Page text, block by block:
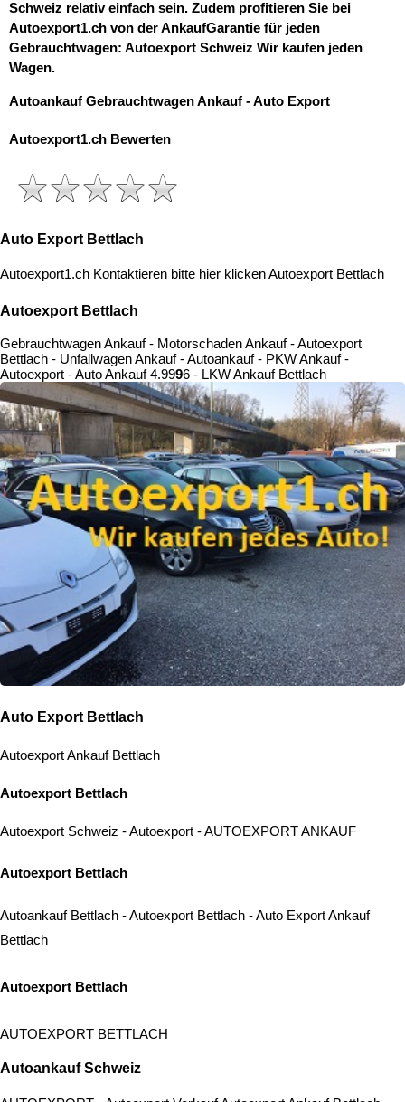
Auto Export Bettlach
Autoexport1.ch Kontaktieren bitte hier klickenAutoexport Bettlach
Autoexport Bettlach
Gebrauchtwagen Ankauf - Motorschaden Ankauf - Autoexport
Bettlach - Unfallwagen Ankauf - Autoankauf - PKW Ankauf -
Autoexport - Auto Ankauf4.9996 - LKW Ankauf Bettlach
Auto Export Bettlach
Autoexport Ankauf Bettlach
Autoexport Bettlach
Autoexport Schweiz -Autoexport -AUTOEXPORTANKAUF
Autoexport Bettlach
Autoankauf Bettlach -Autoexport Bettlach -Auto Export Ankauf
Bettlach
Autoexport Bettlach
AUTOEXPORT BETTLACH
Autoankauf Schweiz